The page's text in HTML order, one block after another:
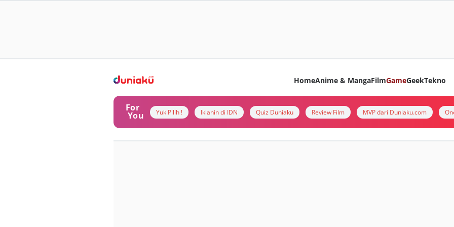
HomeAnime & MangaFilmGameGeekTekno
For
You Yuk Pilih ! Iklanin di IDN Quiz Duniaku Review Film MVP dari Duniaku.com